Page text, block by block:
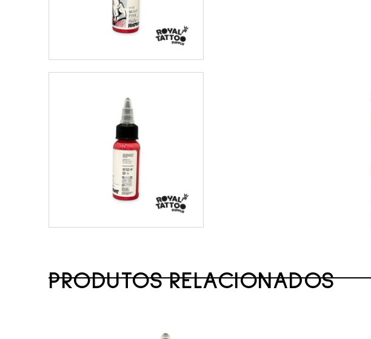
PRODUTOS RELACIONADOS